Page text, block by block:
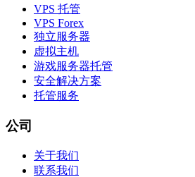
VPS 托管
VPS Forex
独立服务器
虚拟主机
游戏服务器托管
安全解决方案
托管服务
公司
关于我们
联系我们